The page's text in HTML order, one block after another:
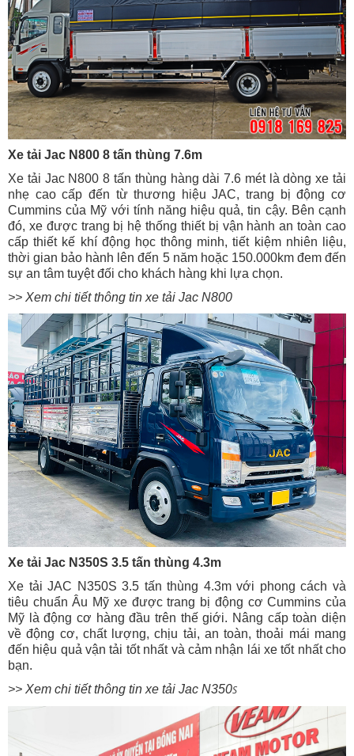
Xe tải Jac N800 8 tấn thùng 7.6m
Xe tải Jac N800 8 tấn thùng hàng dài 7.6 mét là dòng xe tải
nhẹ cao cấp đến từ thương hiệu JAC, trang bị động cơ
Cummins của Mỹ với tính năng hiệu quả, tin cậy. Bên cạnh
đó, xe được trang bị hệ thống thiết bị vận hành an toàn cao
cấp thiết kế khí động học thông minh, tiết kiệm nhiên liệu,
thời gian bảo hành lên đến 5 năm hoặc 150.000km đem đến
sự an tâm tuyệt đối cho khách hàng khi lựa chọn.
>> Xem chi tiết thông tin xe tải Jac N800
Xe tải Jac N350S 3.5 tấn thùng 4.3m
Xe tải JAC N350S 3.5 tấn thùng 4.3m với phong cách và
tiêu chuẩn Âu Mỹ xe được trang bị động cơ Cummins của
Mỹ là động cơ hàng đầu trên thế giới. Nâng cấp toàn diện
về động cơ, chất lượng, chịu tải, an toàn, thoải mái mang
đến hiệu quả vận tải tốt nhất và cảm nhận lái xe tốt nhất cho
bạn.
>> Xem chi tiết thông tin xe tải Jac N350S